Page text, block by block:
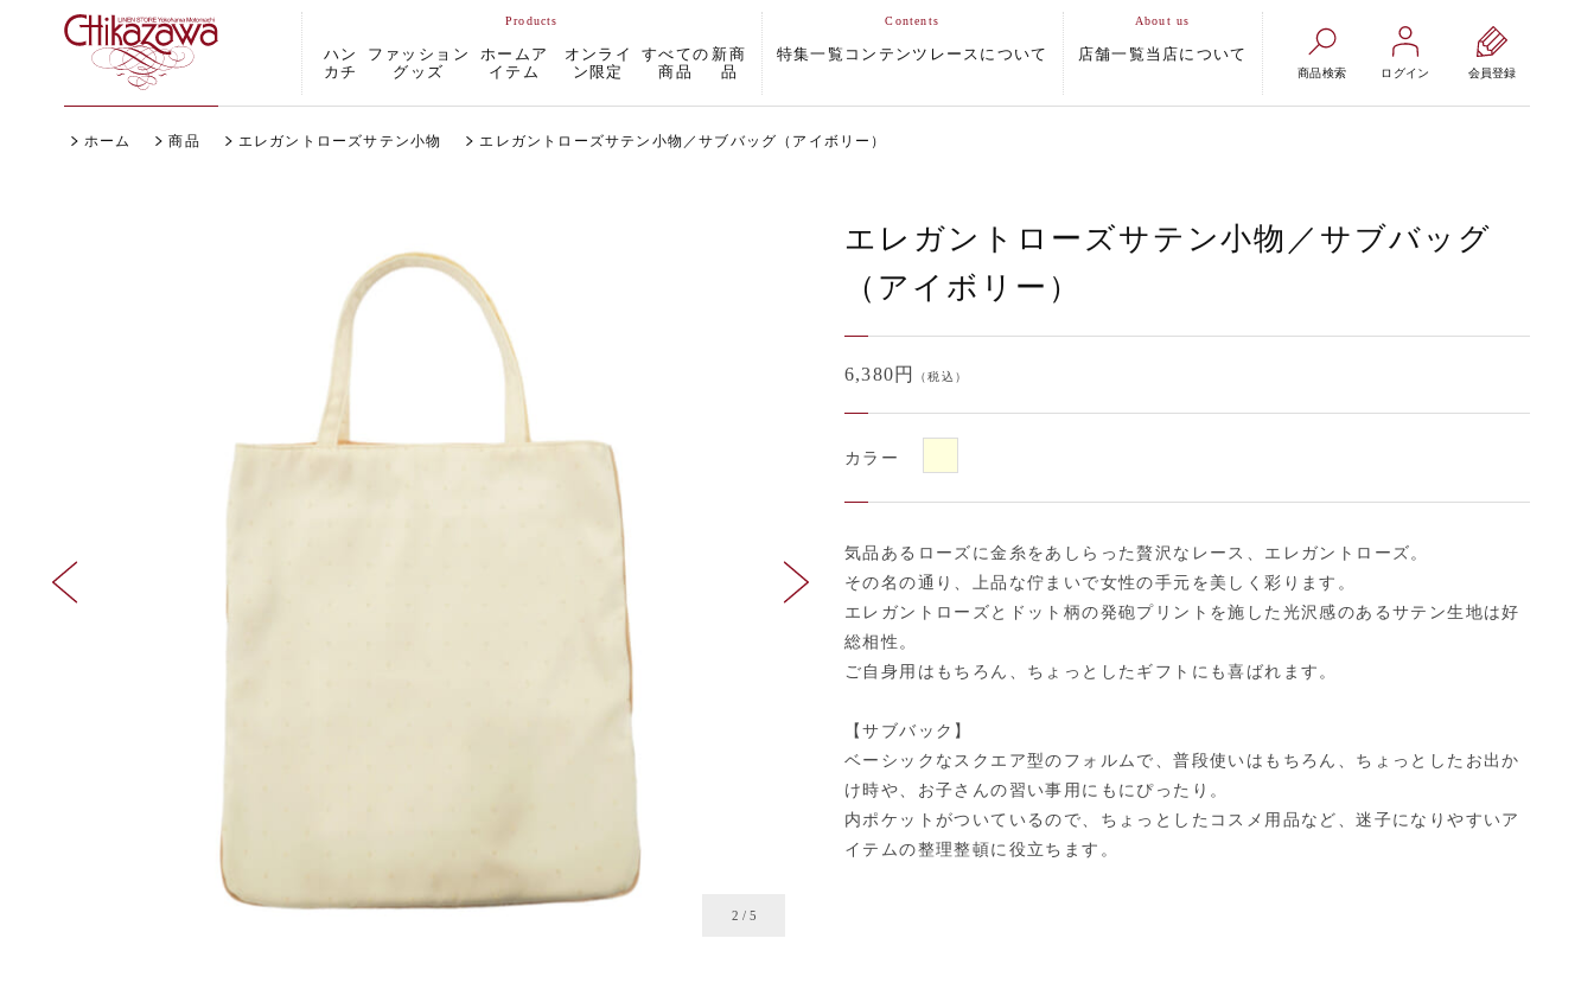
ハン
カチ
ファッション
グッズ
ホームア
イテム
オンライ
ン限定
すべての
商品
新商
品
特集一覧 コンテンツ レースについて 店舗一覧 当店について
商品検索 ログイン 会員登録
ホーム 商品 エレガントローズサテン小物 エレガントローズサテン小物／サブバッグ（アイボリー）
2 / 5
エレガントローズサテン小物／サブバッグ
（アイボリー）
6,380円 （税込）
カラー
気品あるローズに金糸をあしらった贅沢なレース、エレガントローズ。
その名の通り、上品な佇まいで女性の手元を美しく彩ります。
エレガントローズとドット柄の発砲プリントを施した光沢感のあるサテン生地は好
総相性。
ご自身用はもちろん、ちょっとしたギフトにも喜ばれます。
【サブバック】
ベーシックなスクエア型のフォルムで、普段使いはもちろん、ちょっとしたお出か
け時や、お子さんの習い事用にもにぴったり。
内ポケットがついているので、ちょっとしたコスメ用品など、迷子になりやすいア
イテムの整理整頓に役立ちます。